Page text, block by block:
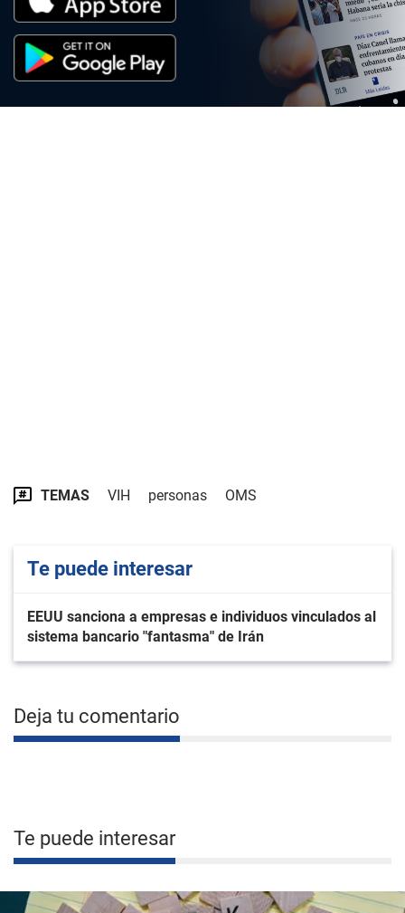
TEMAS VIH personas OMS
Te puede interesar
EEUU sanciona a empresas e individuos vinculados al
sistema bancario "fantasma" de Irán
Deja tu comentario
Te puede interesar